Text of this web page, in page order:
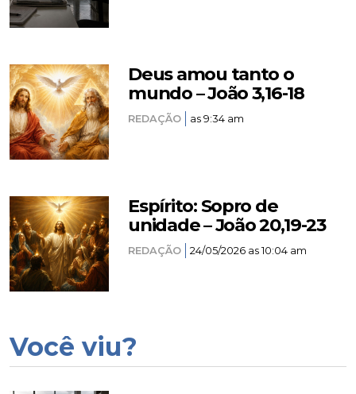
Deus amou tanto o
mundo – João 3,16-18
REDAÇÃO as 9:34 am
Espírito: Sopro de
unidade – João 20,19-23
REDAÇÃO 24/05/2026 as 10:04 am
Você viu?